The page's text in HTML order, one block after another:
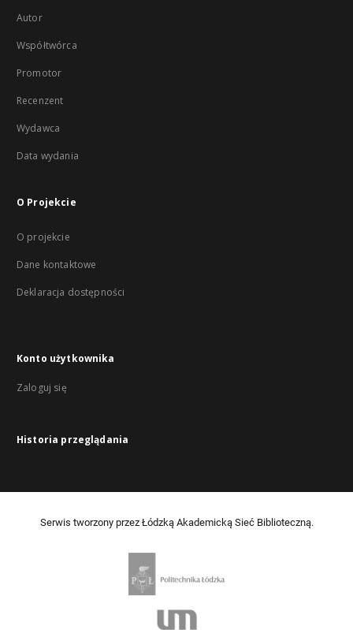
Autor
Współtwórca
Promotor
Recenzent
Wydawca
Data wydania
O Projekcie
O projekcie
Dane kontaktowe
Deklaracja dostępności
Konto użytkownika
Zaloguj się
Historia przeglądania
Serwis tworzony przez Łódzką Akademicką Sieć Biblioteczną.